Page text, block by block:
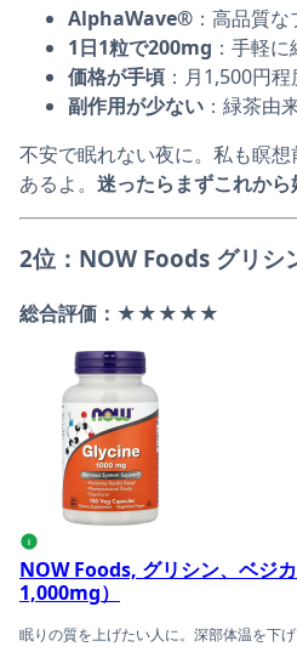
AlphaWave® ：高品質
1日1粒で200mg ：手軽
価格が手頃 ：月1,500円程
副作用が少ない ：緑茶由
不安で眠れない夜に。私も瞑
あるよ。 迷ったらまずこれか
2位：NOW Foods グリシ
総合評価：★★★★★
NOW Foods, グリシン、ベジ
i
NOW Foods, グリシン、ベジ
1,000mg）
眠りの質を上げたい人に。深部体温を下げ